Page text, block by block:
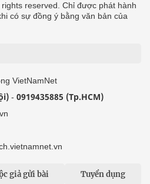
reserved. Chỉ được phát hành
có sự đồng ý bằng văn bản của
VietNamNet
- 0919435885 (Tp.HCM)
giả gửi bài Tuyển dụng